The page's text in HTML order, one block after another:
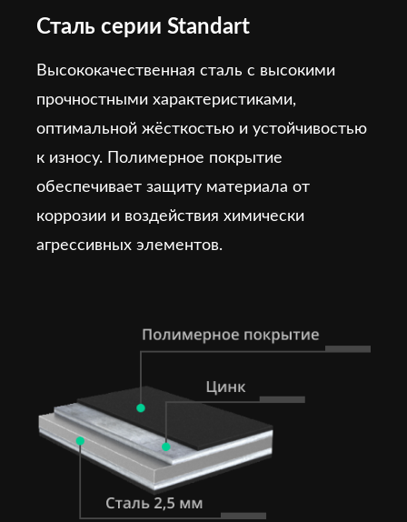
Сталь серии Standart
Высококачественная сталь с высокими
прочностными характеристиками,
оптимальной жёсткостью и устойчивостью
к износу. Полимерное покрытие
обеспечивает защиту материала от
коррозии и воздействия химически
агрессивных элементов.